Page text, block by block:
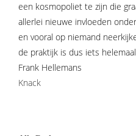
een kosmopoliet te zijn die
allerlei nieuwe invloeden
en vooral op niemand
de praktijk is dus iets
Frank Hellemans
Knack